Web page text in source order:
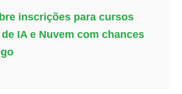
inscrições para cursos
IA e Nuvem com chances